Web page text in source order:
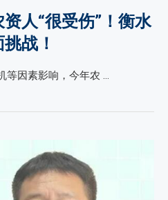
人“很受伤”！衡水
战！
等因素影响，今年农 …